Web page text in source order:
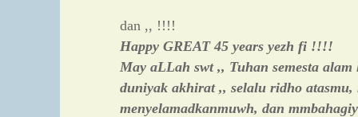
dan ,, !!!!
Happy GREAT 45 years yezh fi !!!!
May aLLah swt ,, Tuhan semesta
duniyak akhirat ,, selalu ridho atasmu,
menyelamadkanmuwh, dan